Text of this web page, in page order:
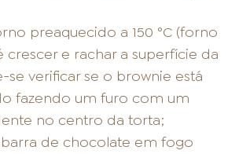
preaquecido a 150 °C (forno
crescer e rachar a superfície da
se verificar se o brownie está
fazendo um furo com um
no centro da torta;
de chocolate em fogo